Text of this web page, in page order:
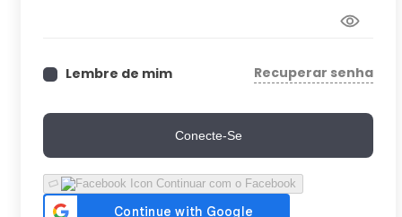
Lembre de mim Recuperar senha
Conecte-Se
Continuar com o Facebook